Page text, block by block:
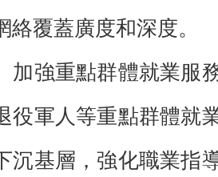
絡覆蓋廣度和深度。
強重點群體就業服
役軍人等重點群體就
沉基層，強化職業指